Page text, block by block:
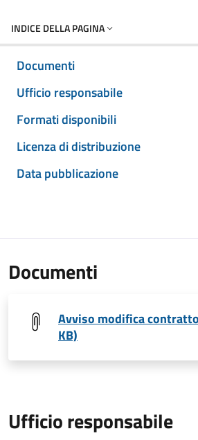
INDICE DELLA PAGINA
Documenti
Ufficio responsabile
Formati disponibili
Licenza di distribuzione
Data pubblicazione
Documenti
Avviso modifica
KB)
Ufficio responsabile